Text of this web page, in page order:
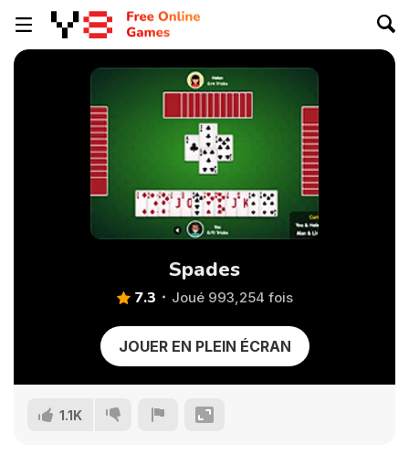
Spades
7.3 Joué 993,254 fois
JOUER EN PLEIN ÉCRAN
1.1K